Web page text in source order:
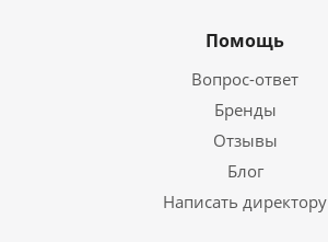
Помощь
Вопрос-ответ
Бренды
Отзывы
Блог
Написать директору